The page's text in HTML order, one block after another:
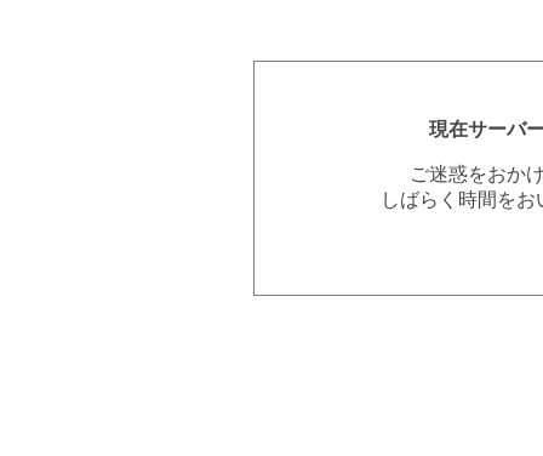
現在サーバ
ご迷惑をおか
しばらく時間を